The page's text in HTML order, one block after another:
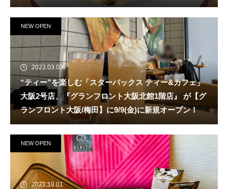
（日）新規オープン！
NEW OPEN
2023.03.03
“ティー”を楽しむ「スターバックス ティー&カフェ」
大阪2号店、『グランフロント大阪北館1階店』 が【グ
ランフロント大阪/梅田】に9/9(金)に新規オープン！
NEW OPEN
2022.10.01